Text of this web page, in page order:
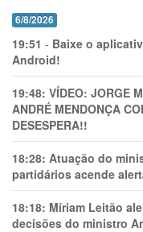
6/8/2026
19:51 - Baixe o
Android!
19:48: VÍDEO: JORGE
ANDRÉ MENDONÇA
DESESPERA!!
18:28: Atuação do
partidários acende
18:18: Míriam Leitão
decisões do ministro